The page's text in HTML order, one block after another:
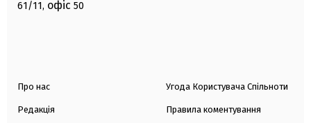
61/11, офіс 50
Про нас
Редакція
Угода Користувача Спільноти
Правила коментування